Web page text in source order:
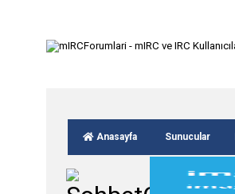
Anasayfa Sunucular